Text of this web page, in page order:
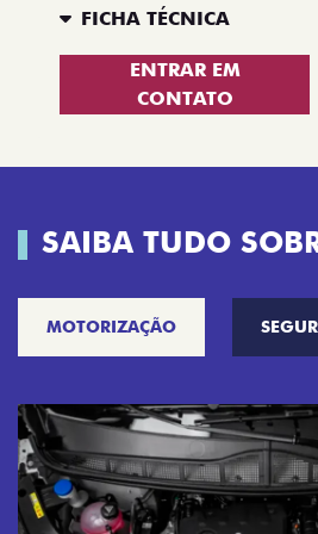
FICHA TÉCNICA
ENTRAR EM
CONTATO
SAIBA TUDO
MOTORIZAÇÃO